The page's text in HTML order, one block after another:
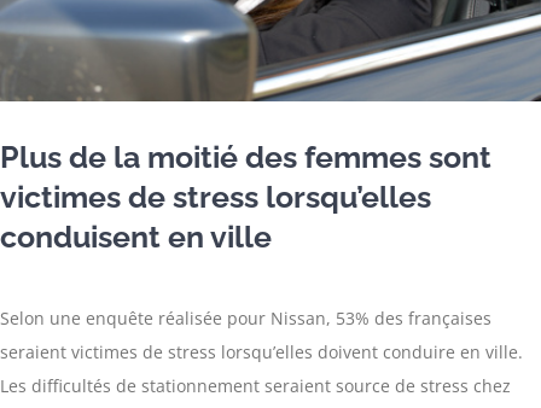
Plus de la moitié des femmes sont
victimes de stress lorsqu’elles
conduisent en ville
Selon une enquête réalisée pour Nissan, 53% des françaises
seraient victimes de stress lorsqu’elles doivent conduire en ville.
Les difficultés de stationnement seraient source de stress chez